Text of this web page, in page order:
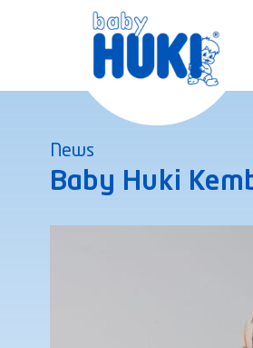
News
Baby Huki